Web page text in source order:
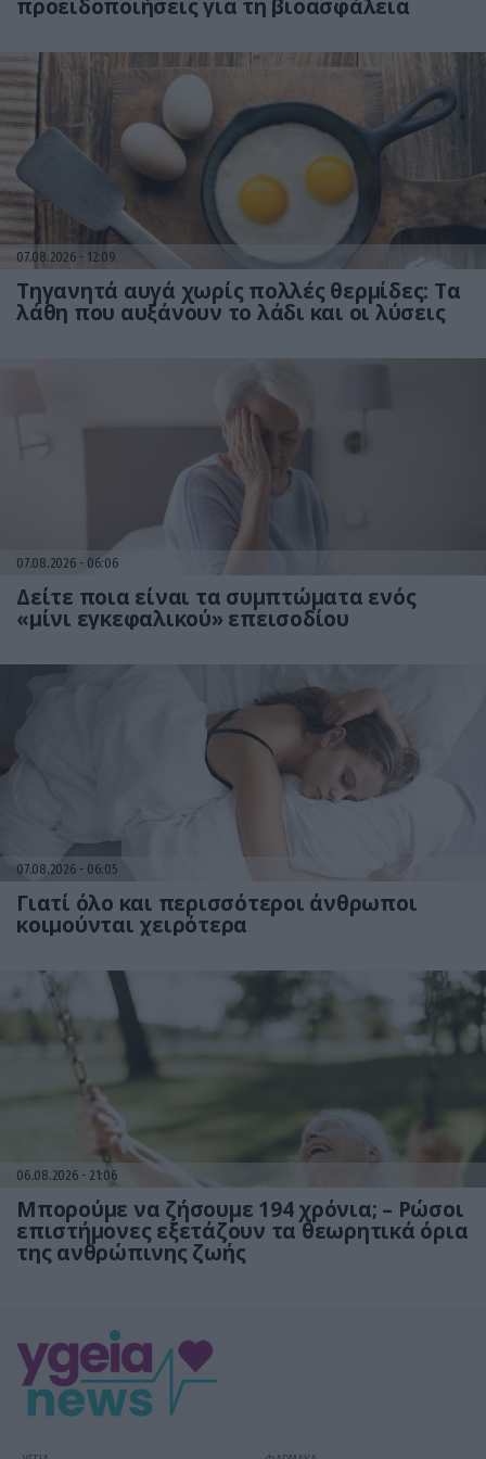
προειδοποιήσεις για τη βιοασφάλεια
07.08.2026 12:09
Τηγανητά αυγά χωρίς πολλές θερμίδες: Τα
λάθη που αυξάνουν το λάδι και οι λύσεις
07.08.2026 06:06
Δείτε ποια είναι τα συμπτώματα ενός
«μίνι εγκεφαλικού» επεισοδίου
07.08.2026 06:05
Γιατί όλο και περισσότεροι άνθρωποι
κοιμούνται χειρότερα
06.08.2026 21:06
Μπορούμε να ζήσουμε 194 χρόνια; – Ρώσοι
επιστήμονες εξετάζουν τα θεωρητικά όρια
της ανθρώπινης ζωής